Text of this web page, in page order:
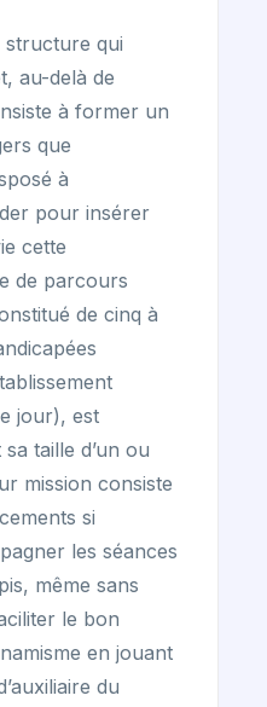
structure qui
au-delà de
à former un
que
à
pour insérer
cette
de parcours
de cinq à
jour), est
taille d’un ou
mission consiste
si
les séances
même sans
le bon
en jouant
du